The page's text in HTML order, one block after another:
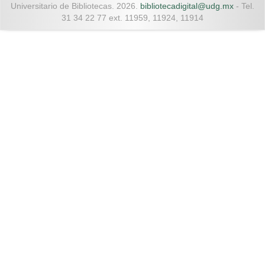
Universitario de Bibliotecas. 2026. bibliotecadigital@udg.mx - Tel.
31 34 22 77 ext. 11959, 11924, 11914